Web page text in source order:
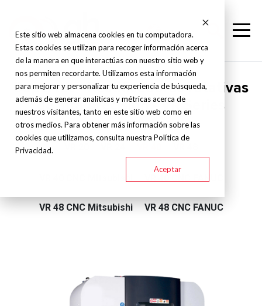
Este sitio web almacena cookies en tu computadora.
Estas cookies se utilizan para recoger información acerca
de la manera en que interactúas con nuestro sitio web y
nos permiten recordarte. Utilizamos esta información
para mejorar y personalizar tu experiencia de búsqueda,
además de generar analíticas y métricas acerca de
nuestros visitantes, tanto en este sitio web como en
otros medios. Para obtener más información sobre las
cookies que utilizamos, consulta nuestra Política de
Privacidad.
Aceptar
Supertec - Rectificadoras rotativas
de alta precisión - VR Series
VR 48 CNC Mitsubishi VR 48 CNC FANUC